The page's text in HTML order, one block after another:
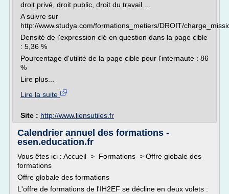
droit privé, droit public, droit du travail ...
A suivre sur
http://www.studya.com/formations_metiers/DROIT/
Densité de l'expression clé en question dans la page cible
: 5,36 %
Pourcentage d'utilité de la page cible pour l'internaute : 86
%
Lire plus...
Lire la suite
Site : http://www.liensutiles.fr
Calendrier annuel des formations -
esen.education.fr
Vous êtes ici : Accueil > Formations > Offre globale des
formations
Offre globale des formations
L'offre de formations de l'IH2EF se décline en deux volets :